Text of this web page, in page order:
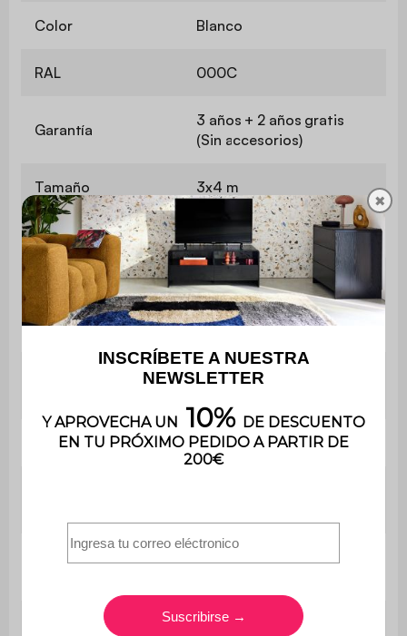
Color Blanco
RAL 000C
Garantía
3 años + 2 años gratis
(Sin accesorios)
Tamaño 3x4 m
Superficie
Longitud 3 m
Anchura 4 m
2,57 m
Altura de entrada 2,36 m²
10,35 m²
Superficie del piso 12 m²
✖